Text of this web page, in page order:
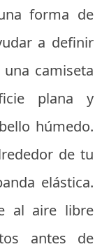
forma de
a definir
camiseta
plana y
húmedo.
de tu
elástica.
al aire libre
antes de